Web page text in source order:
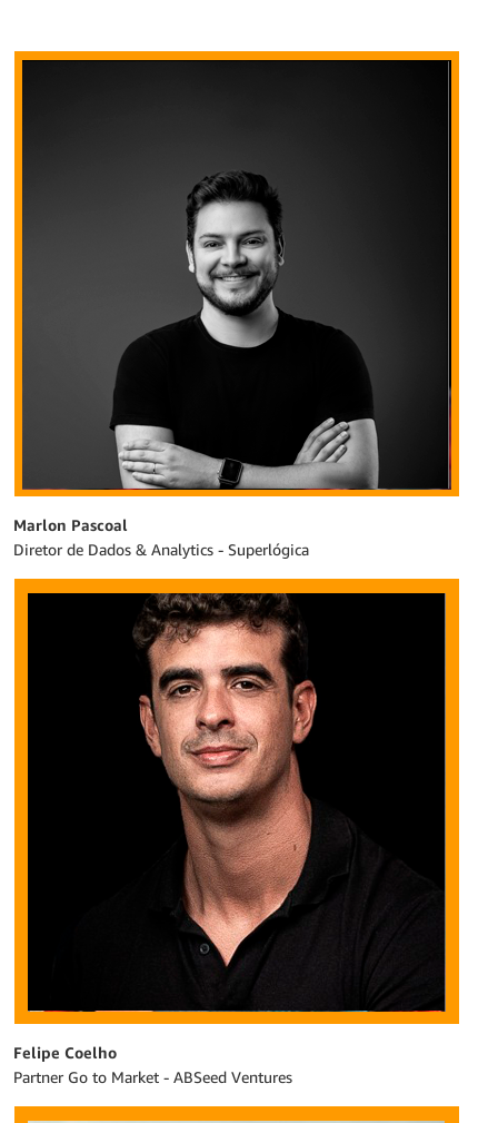
Marlon Pascoal
Diretor de Dados & Analytics - Superlógica
Felipe Coelho
Partner Go to Market - ABSeed Ventures